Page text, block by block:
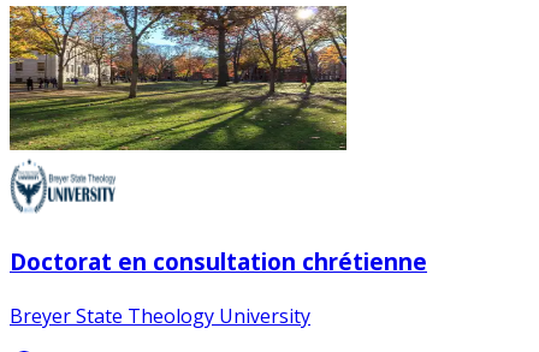
Doctorat en consultation chrétienne
Breyer State Theology University